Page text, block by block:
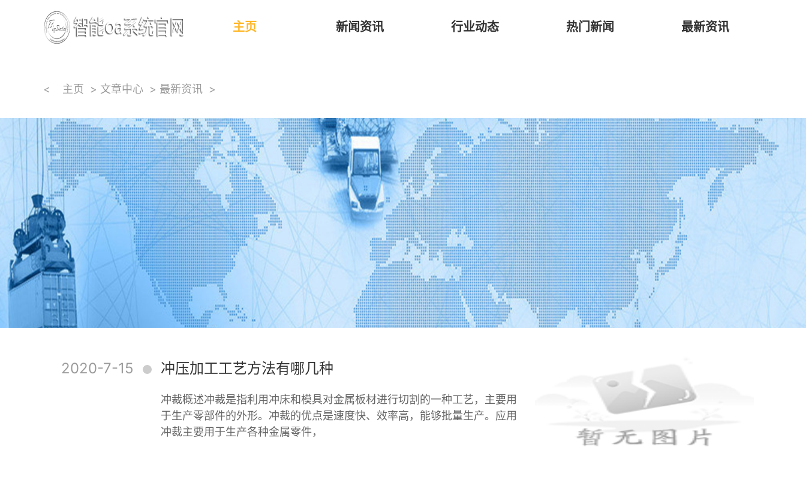
主页 新闻资讯 行业动态 热门新闻 最新资讯
< 主页 > 文章中心 > 最新资讯 >
2020-7-15 冲压加工工艺方法有哪几种
冲裁概述冲裁是指利用冲床和模具对金属板材进行切割的一种工艺，主要用
于生产零部件的外形。冲裁的优点是速度快、效率高，能够批量生产。应用
冲裁主要用于生产各种金属零件，